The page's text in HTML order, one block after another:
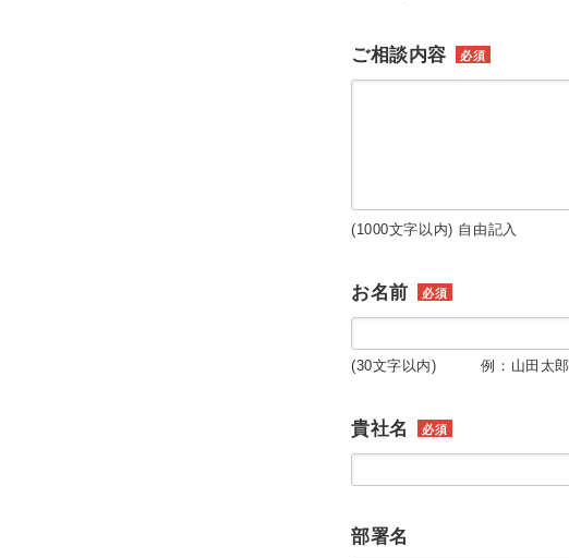
ご相談内容 必須
(1000文字以内) 自由記入
お名前 必須
(30文字以内) 例：山田太郎
貴社名 必須
部署名